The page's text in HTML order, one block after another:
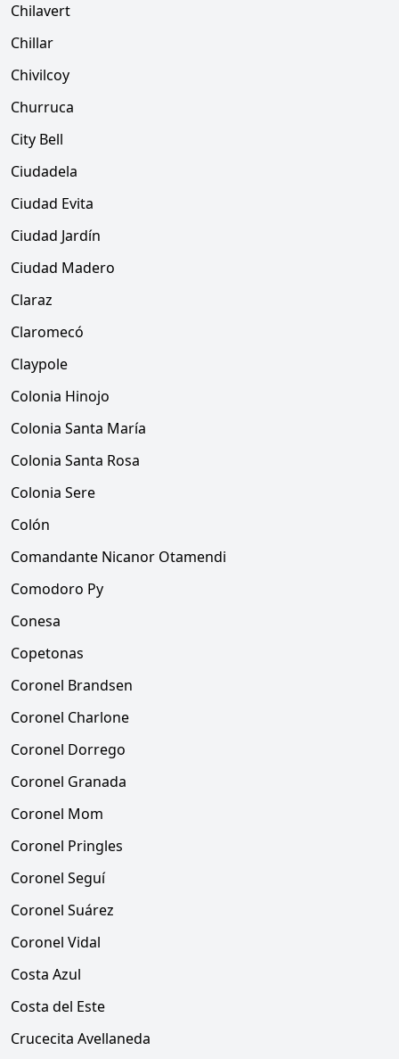
Chilavert
Chillar
Chivilcoy
Churruca
City Bell
Ciudadela
Ciudad Evita
Ciudad Jardín
Ciudad Madero
Claraz
Claromecó
Claypole
Colonia Hinojo
Colonia Santa María
Colonia Santa Rosa
Colonia Sere
Colón
Comandante Nicanor Otamendi
Comodoro Py
Conesa
Copetonas
Coronel Brandsen
Coronel Charlone
Coronel Dorrego
Coronel Granada
Coronel Mom
Coronel Pringles
Coronel Seguí
Coronel Suárez
Coronel Vidal
Costa Azul
Costa del Este
Crucecita Avellaneda